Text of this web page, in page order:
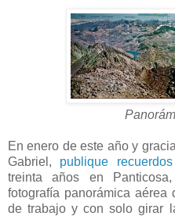
En enero de este año y
Gabriel, publique recuerdos
treinta años en
fotografía panorámica
de trabajo y con solo girar